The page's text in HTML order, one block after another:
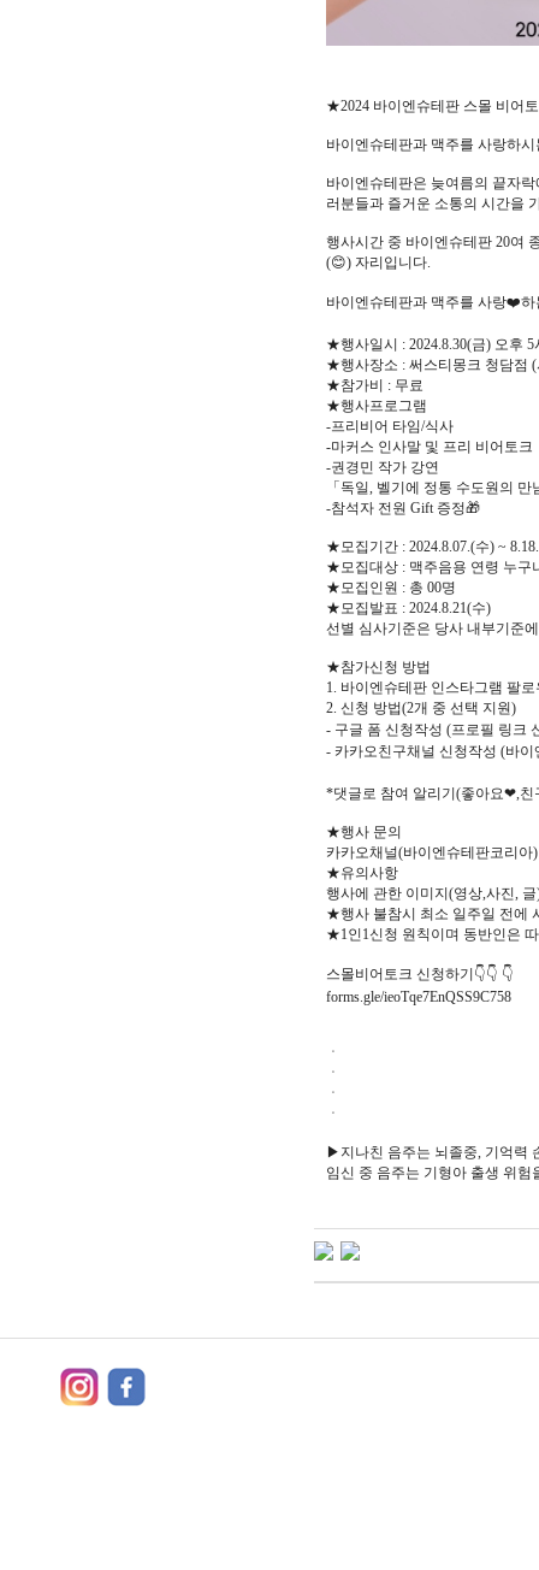
★2024 바이엔슈테판 스몰 비어
바이엔슈테판과 맥주를 사랑하
바이엔슈테판은 늦여름의 끝자
러분들과 즐거운 소통의 시간을
행사시간 중 바이엔슈테판 20여
(😊) 자리입니다.
바이엔슈테판과 맥주를 사랑❤️
★행사일시 : 2024.8.30(금) 오후 5
★행사장소 : 써스티몽크 청담점
★참가비 : 무료
★행사프로그램
-프리비어 타임/식사
-마커스 인사말 및 프리 비어토크
-권경민 작가 강연
「독일, 벨기에 정통 수도원의
-참석자 전원 Gift 증정🎁
★모집기간 : 2024.8.07.(수) ~
★모집대상 : 맥주음용 연령 누구
★모집인원 : 총 00명
★모집발표 : 2024.8.21(수)
선별 심사기준은 당사 내부기준
★참가신청 방법
1. 바이엔슈테판 인스타그램 팔
2. 신청 방법(2개 중 선택 지원)
- 구글 폼 신청작성 (프로필 링크 신
- 카카오친구채널 신청작성 (바
*댓글로 참여 알리기(좋아요❤,친
★행사 문의
카카오채널(바이엔슈테판코리아)
★유의사항
행사에 관한 이미지(영상,사진,
★행사 불참시 최소 일주일 전에
★1인1신청 원칙이며 동반인은
스몰비어토크 신청하기👇👇 👇
forms.gle/ieoTqe7EnQSS9C758
ㆍ
ㆍ
ㆍ
ㆍ
▶지나친 음주는 뇌졸중, 기억력
임신 중 음주는 기형아 출생 위험